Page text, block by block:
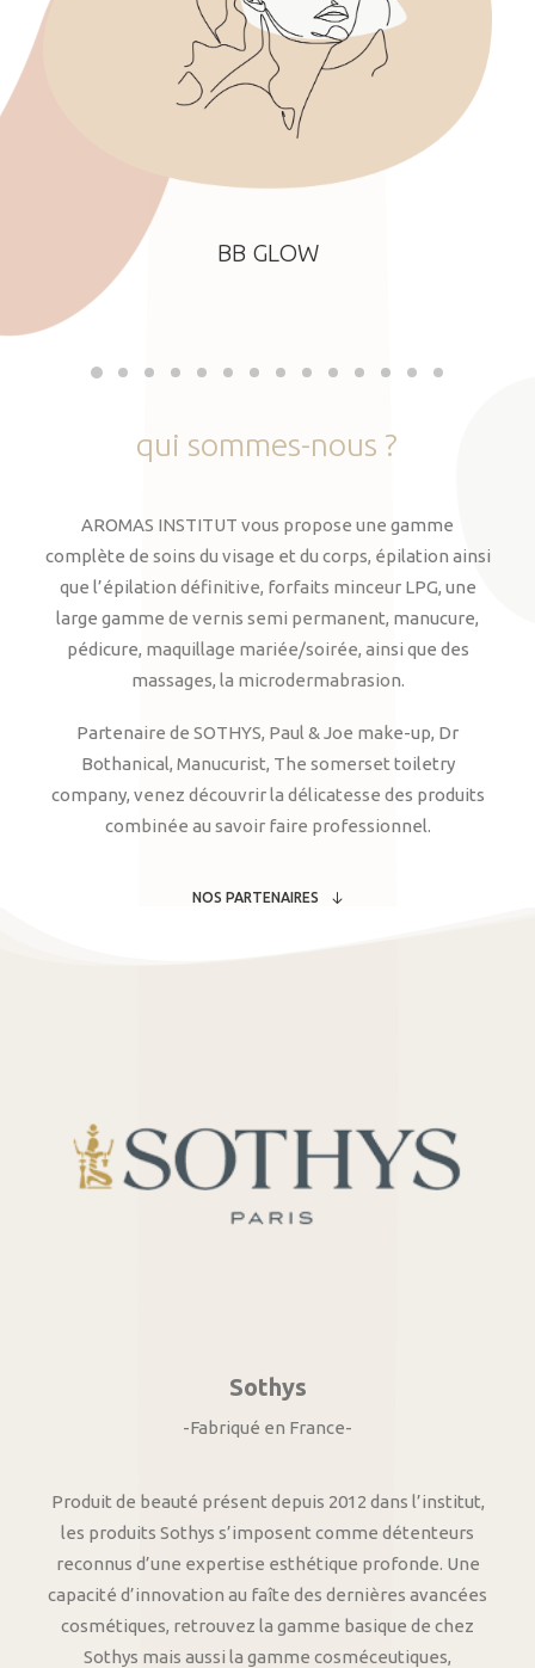
BB GLOW
qui sommes-nous ?
AROMAS INSTITUT vous propose une gamme
complète de soins du visage et du corps, épilation ainsi
que l’épilation définitive, forfaits minceur LPG, une
large gamme de vernis semi permanent, manucure,
pédicure, maquillage mariée/soirée, ainsi que des
massages, la microdermabrasion.
Partenaire de SOTHYS, Paul & Joe make-up, Dr
Bothanical, Manucurist, The somerset toiletry
company, venez découvrir la délicatesse des produits
combinée au savoir faire professionnel.
NOS PARTENAIRES
Sothys
-Fabriqué en France-
Produit de beauté présent depuis 2012 dans l’institut,
les produits Sothys s’imposent comme détenteurs
reconnus d’une expertise esthétique profonde. Une
capacité d’innovation au faîte des dernières avancées
cosmétiques, retrouvez la gamme basique de chez
Sothys mais aussi la gamme cosméceutiques,